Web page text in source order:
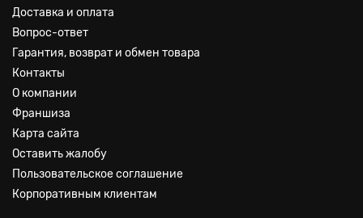
Доставка и оплата
Вопрос-ответ
Гарантия, возврат и обмен товара
Контакты
О компании
Франшиза
Карта сайта
Оставить жалобу
Пользовательское соглашение
Корпоративным клиентам